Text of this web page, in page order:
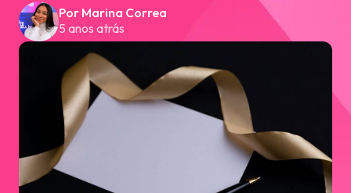
Por Marina Correa
5 anos atrás